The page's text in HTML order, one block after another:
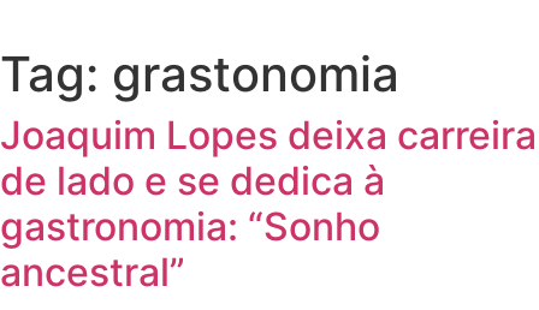
Tag: grastonomia
Joaquim Lopes deixa carreira
de lado e se dedica à
gastronomia: “Sonho
ancestral”